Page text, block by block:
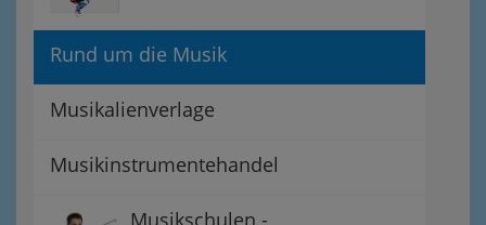
Rund um die Musik
Musikalienverlage
Musikinstrumentehandel